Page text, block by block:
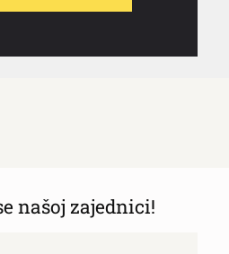
našoj zajednici!